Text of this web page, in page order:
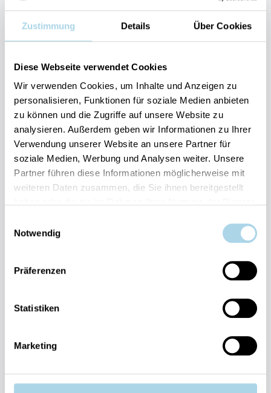
Zustimmung Details Über Cookies
Diese Webseite verwendet Cookies
Wir verwenden Cookies, um Inhalte und Anzeigen zu
personalisieren, Funktionen für soziale Medien anbieten
zu können und die Zugriffe auf unsere Website zu
analysieren. Außerdem geben wir Informationen zu Ihrer
Verwendung unserer Website an unsere Partner für
soziale Medien, Werbung und Analysen weiter. Unsere
Partner führen diese Informationen möglicherweise mit
weiteren Daten zusammen, die Sie ihnen bereitgestellt
Notwendig
Präferenzen
Statistiken
Marketing
Ausstattung
3 Bewertungen
Ihre Vorteile auf einen Blick:
Bestpreis-Garantie für Ihren Urlaub
Flexible An- und Abreise 24/7 möglich
Risikofrei bis 60 Tage vorher stornieren
Sofortige Buchungsbestätigung
Persönlicher Gästeservice vor Ort Transparente
Fragen und Wünsche?